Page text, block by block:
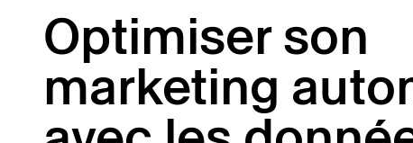
Optimiser son
marketing